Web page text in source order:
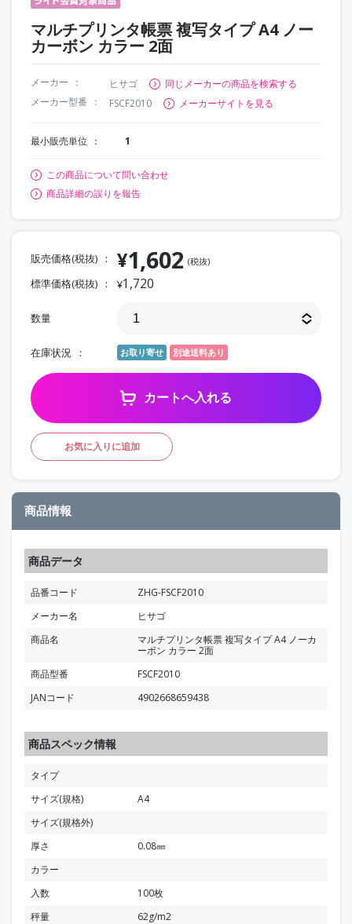
マルチプリンタ帳票 複写タイプ A4 ノー
カーボン カラー 2面
メーカー ヒサゴ
同じメーカーの商品を検索する
メーカー型番
FSCF2010 メーカーサイトを見る
最小販売単位 1
この商品について問い合わせ
商品詳細の誤りを報告
販売価格(税抜) ¥1,602 (税抜)
標準価格(税抜) ¥1,720
数量
在庫状況 お取り寄せ 別途送料あり
カートへ入れる
お気に入りに追加
商品情報
商品データ
品番コード
ZHG-FSCF2010
メーカー名
ヒサゴ
商品名
マルチプリンタ帳票 複写タイプ A4 ノーカ
ーボン カラー 2面
商品型番
FSCF2010
JANコード
4902668659438
商品スペック情報
タイプ
サイズ(規格)
A4
サイズ(規格外)
厚さ
0.08㎜
カラー
入数
100枚
秤量
62g/m2